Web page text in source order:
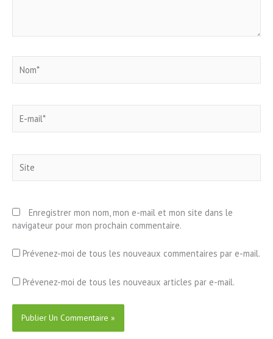
mail*
Enregistrer mon nom, mon e-mail et mon site dans le
navigateur pour mon prochain commentaire.
Prévenez-moi de tous les nouveaux commentaires par e-mail.
Prévenez-moi de tous les nouveaux articles par e-mail.